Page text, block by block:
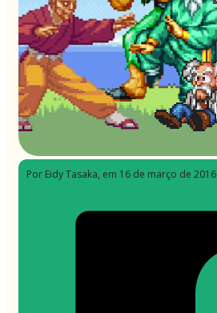
Por Eidy Tasaka, em 16 de março de 2016